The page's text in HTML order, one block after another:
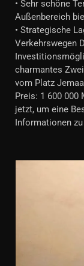
• Sehr schöne
Außenbereich
• Strategische
Verkehrswegen
charmantes
vom Platz
Preis: 1 600 000
jetzt, um eine
Informationen